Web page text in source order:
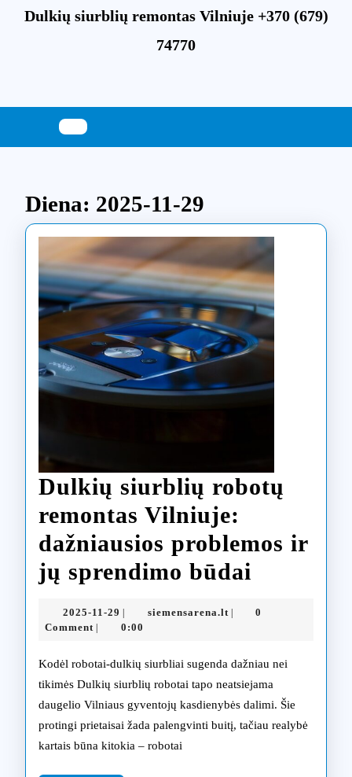
Dulkių siurblių remontas Vilniuje +370 (679)
74770
Diena: 2025-11-29
Dulkių siurblių robotų
remontas Vilniuje:
dažniausios problemos ir
jų sprendimo būdai
remontas
Vilniuje:
2025-11-29 2025-
11-
siemensarena.ltsiemensarena.lt
0
Comment
0:00
Kodėl robotai-dulkių siurbliai sugenda dažniau nei
tikimės Dulkių siurblių robotai tapo neatsiejama
daugelio Vilniaus gyventojų kasdienybės dalimi. Šie
protingi prietaisai žada palengvinti buitį, tačiau realybė
kartais būna kitokia – robotai